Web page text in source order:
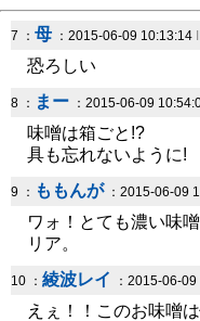
7 ： 母 ：2015-06-09 10:13:14
恐ろしい
8 ： まー ：2015-06-09
味噌は箱ごと!?
具も忘れないように!
9 ： ももんが：2015-06-09
ワォ！とても濃い味
リア。
10 ： 綾波レイ ：2015-06-
えぇ！！このお味噌